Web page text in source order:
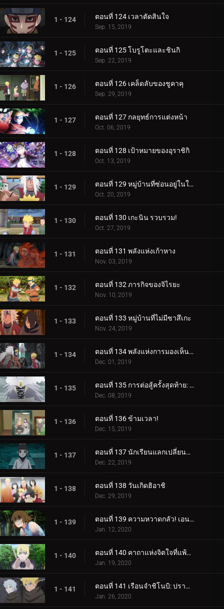
1 - 124 ตอนที่ 124 เวลาตัดสินใจ
Sep. 15, 2019
1 - 125 ตอนที่ 125 โบรูโตะและชินกิ
Sep. 22, 2019
1 - 126 ตอนที่ 126 เคล็ดลับของชูคาคุ
Sep. 29, 2019
1 - 127 ตอนที่ 127 กลยุทธ์การแต่งหน้า
Oct. 06, 2019
1 - 128 ตอนที่ 128 เป้าหมายของอุราชิกิ
Oct. 13, 2019
1 - 129 ตอนที่ 129 หมู่บ้านที่ซ่อนอยู่ในใบไม้
Oct. 20, 2019
1 - 130 ตอนที่ 130 เกะนิน รวบรวม!
Oct. 27, 2019
1 - 131 ตอนที่ 131 พลังแห่งเก้าหาง
Nov. 03, 2019
1 - 132 ตอนที่ 132 ภารกิจของจิไรยะ
Nov. 10, 2019
1 - 133 ตอนที่ 133 หมู่บ้านที่ไม่มีซาสึเกะ
Nov. 24, 2019
1 - 134 ตอนที่ 134 พลังแห่งการมองเห็นอนาคต
Dec. 01, 2019
1 - 135 ตอนที่ 135 การต่อสู้ครั้งสุดท้าย: อุราชิกิ
Dec. 08, 2019
1 - 136 ตอนที่ 136 ข้ามเวลา!
Dec. 15, 2019
1 - 137 ตอนที่ 137 นักเรียนแลกเปลี่ยนซามูไร
Dec. 22, 2019
1 - 138 ตอนที่ 138 วันเกิดฮิอาชิ
Dec. 29, 2019
1 - 139 ตอนที่ 139 ความหวาดกลัว! เอนโกะ โอนิคุมะ!
Jan. 12, 2020
1 - 140 ตอนที่ 140 คาถาแห่งจิตใจที่แพ้มันฝรั่งทอด
Jan. 19, 2020
1 - 141 ตอนที่ 141 เรือนจำชิโนบิ: ปราสาทโฮซึกิ
Jan. 26, 2020